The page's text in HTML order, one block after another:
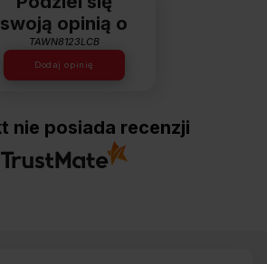
swoją opinią o
TAWN8123LCB
Dodaj opinię
nie posiada recenzji